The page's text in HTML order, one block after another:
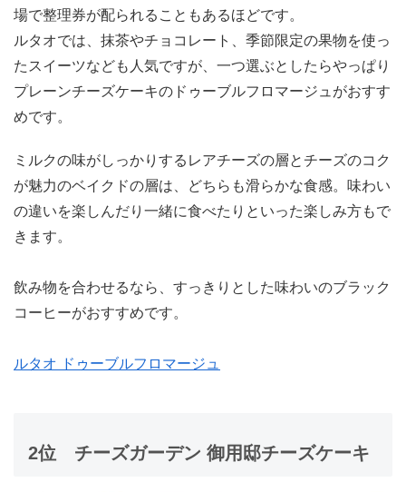
場で整理券が配られることもあるほどです。
ルタオでは、抹茶やチョコレート、季節限定の果物を使っ
たスイーツなども人気ですが、一つ選ぶとしたらやっぱり
プレーンチーズケーキのドゥーブルフロマージュがおすす
めです。
ミルクの味がしっかりするレアチーズの層とチーズのコク
が魅力のベイクドの層は、どちらも滑らかな食感。味わい
の違いを楽しんだり一緒に食べたりといった楽しみ方もで
きます。
飲み物を合わせるなら、すっきりとした味わいのブラック
コーヒーがおすすめです。
ルタオ ドゥーブルフロマージュ
2位 チーズガーデン 御用邸チーズケーキ